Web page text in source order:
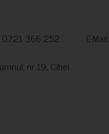
0721 366 252 E-Mail:
nr 19, Cihei